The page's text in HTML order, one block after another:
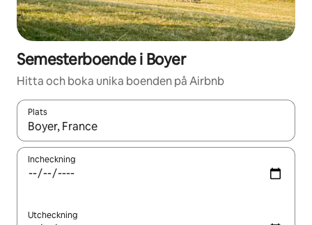
Semesterboende i Boyer
Hitta och boka unika boenden på Airbnb
Plats
När resultaten är tillgängliga kan du navigera med upp- och
Incheckning
Utcheckning